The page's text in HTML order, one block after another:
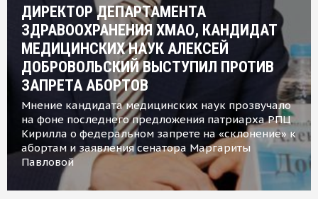
ДИРЕКТОР ДЕПАРТАМЕНТА
ЗДРАВООХРАНЕНИЯ ХМАО, КАНДИДАТ
МЕДИЦИНСКИХ НАУК АЛЕКСЕЙ
ДОБРОВОЛЬСКИЙ ВЫСТУПИЛ ПРОТИВ
ЗАПРЕТА АБОРТОВ
Мнение кандидата медицинских наук прозвучало
на фоне последнего предложения патриарха РПЦ
Кирилла о федеральном запрете на «склонение» к
абортам и заявления сенатора Маргариты
Павловой